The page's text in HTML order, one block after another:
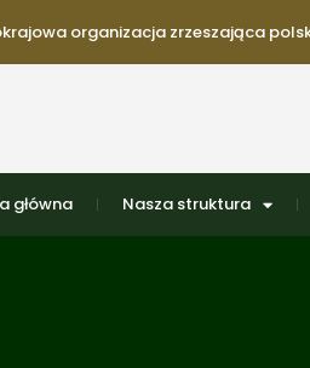
organizacja zrzeszająca
główna Nasza struktura